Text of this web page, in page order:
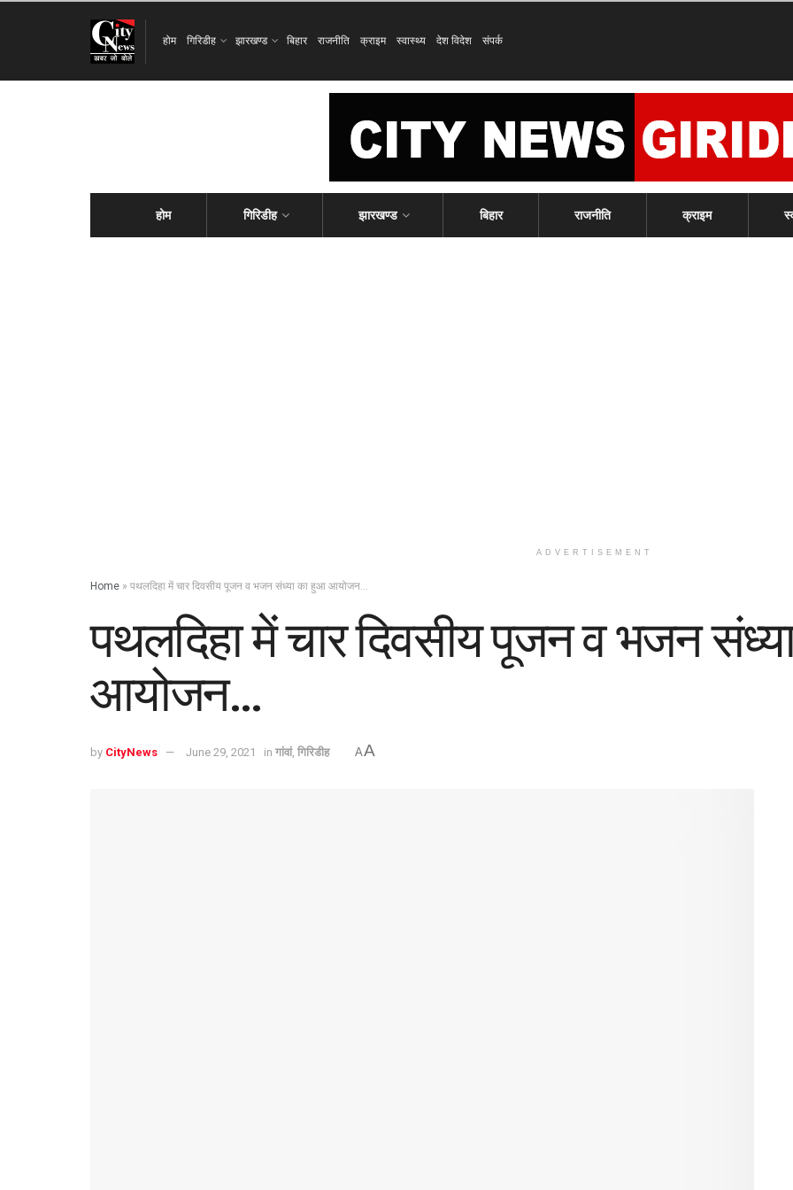
होम गिरिडीह झारखण्ड बिहार राजनीति क्राइम स्वास्थ्य देश विदेश संपर्क
होम गिरिडीह झारखण्ड बिहार राजनीति क्राइम
ADVERTISEMENT
Home » पथलदिहा में चार दिवसीय पूजन व भजन संध्या का हुआ आयोजन…
पथलदिहा में चार दिवसीय पूजन व भजन
आयोजन…
by CityNews June 29, 2021 in गांवां, गिरिडीह AA